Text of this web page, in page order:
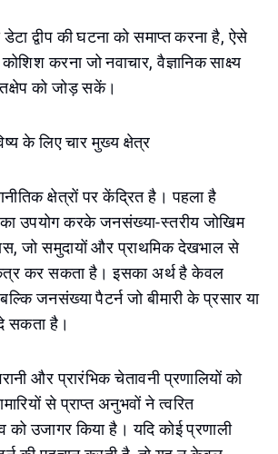
द्वीप की घटना को समाप्त करना है, ऐसे
करना जो नवाचार, वैज्ञानिक साक्ष्य
को जोड़ सकें।
के लिए चार मुख्य क्षेत्र
क्षेत्रों पर केंद्रित है। पहला है
उपयोग करके जनसंख्या-स्तरीय जोखिम
जो समुदायों और प्राथमिक देखभाल से
कर सकता है। इसका अर्थ है केवल
जनसंख्या पैटर्न जो बीमारी के प्रसार या
है।
और प्रारंभिक चेतावनी प्रणालियों को
से प्राप्त अनुभवों ने त्वरित
को उजागर किया है। यदि कोई प्रणाली